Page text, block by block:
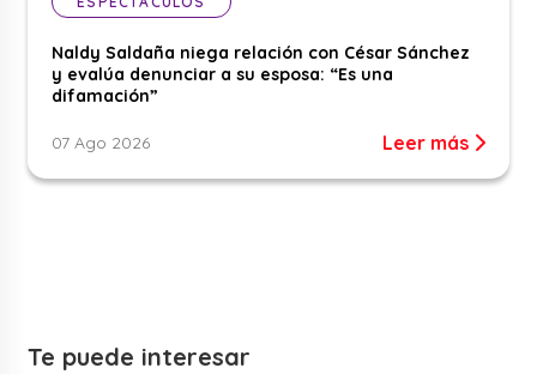
Naldy Saldaña niega relación con César Sánchez
y evalúa denunciar a su esposa: “Es una
difamación”
07 Ago 2026 Leer más
Te puede interesar